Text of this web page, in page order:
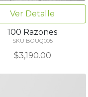
Ver Detalle
100 Razones
SKU BOUQ005
$3,190.00